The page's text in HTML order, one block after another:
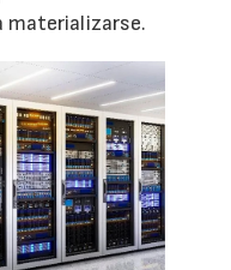
materializarse.